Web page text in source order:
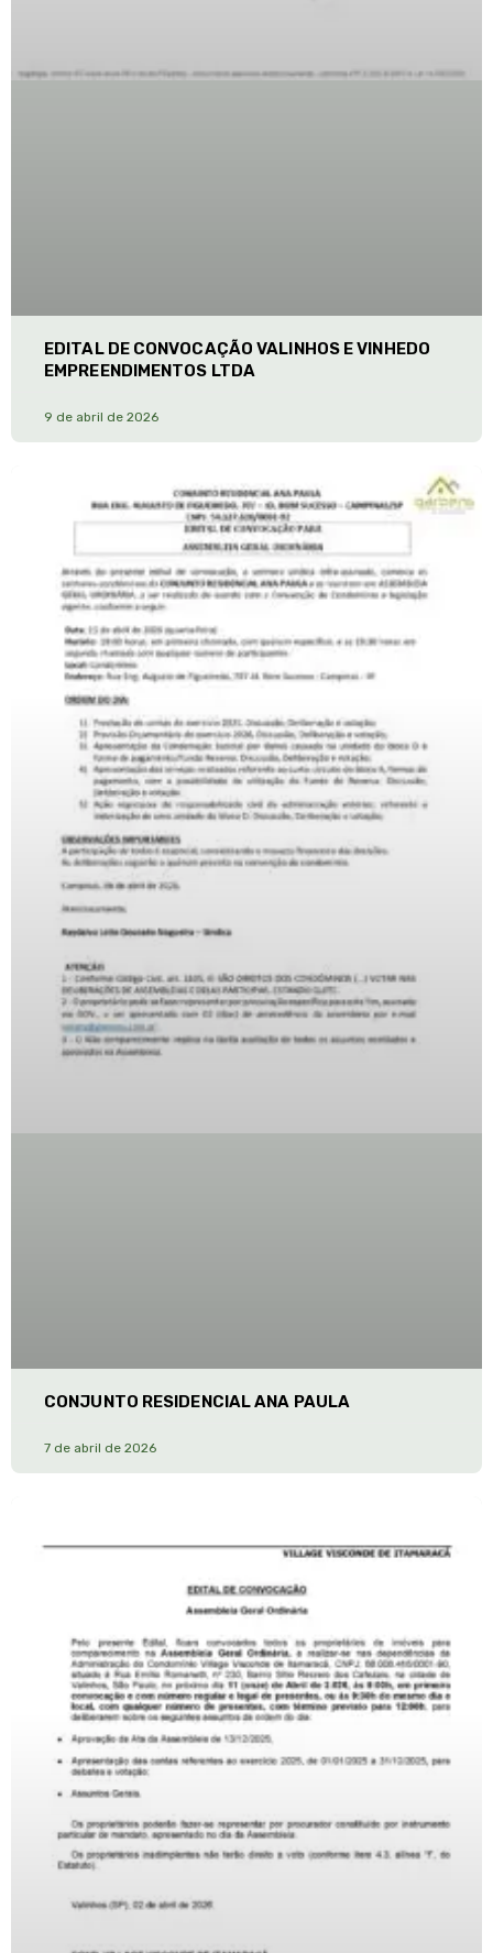
EDITAL DE CONVOCAÇÃO VALINHOS E VINHEDO
EMPREENDIMENTOS LTDA
9 de abril de 2026
CONJUNTO RESIDENCIAL ANA PAULA
7 de abril de 2026